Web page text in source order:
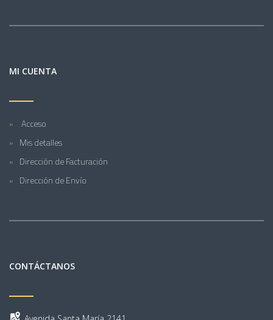
MI CUENTA
Acceso
Mis detalles
Dirección de Facturación
Dirección de Envío
CONTÁCTANOS